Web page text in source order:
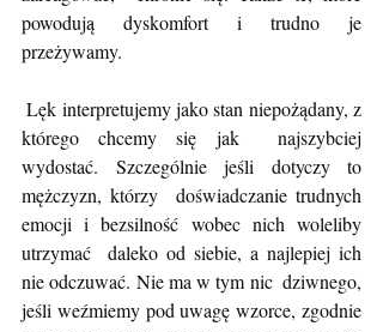
powodują dyskomfort i trudno je
przeżywamy.
Lęk interpretujemy jako stan niepożądany, z
którego chcemy się jak  najszybciej
wydostać. Szczególnie jeśli dotyczy to
mężczyzn, którzy  doświadczanie trudnych
emocji i bezsilność wobec nich woleliby
utrzymać  daleko od siebie, a najlepiej ich
nie odczuwać. Nie ma w tym nic  dziwnego,
jeśli weźmiemy pod uwagę wzorce, zgodnie